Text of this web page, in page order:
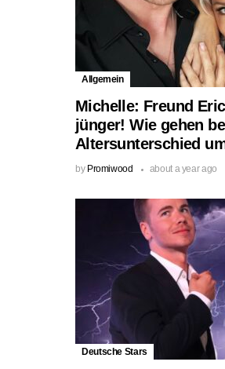
Allgemein
Michelle: Freund
jünger! Wie gehen
Altersunterschied
by Promiwood about a year ago
Deutsche Stars